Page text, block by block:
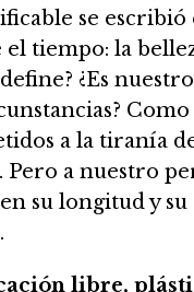
se escribió
el tiempo: la
¿Es
a la tiranía
a nuestro
su longitud y
libre,